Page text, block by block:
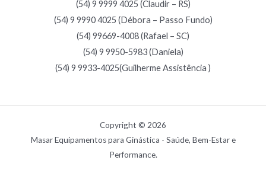
(54) 9 9999 4025 (Claudir – RS)
(54) 9 9990 4025 (Débora – Passo Fundo)
(54) 99669-4008 (Rafael – SC)
(54) 9 9950-5983 (Daniela)
(54) 9 9933-4025(Guilherme Assistência )
Copyright © 2026
Masar Equipamentos para Ginástica - Saúde, Bem-Estar e
Performance.